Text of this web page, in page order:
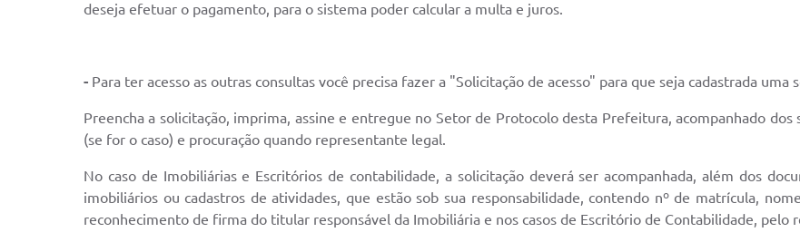
deseja efetuar o pagamento, para o sistema poder calcular a multa e juros.
- Para ter acesso as outras consultas você precisa fazer a "Solicitação de acesso" para que seja cadastrada uma
Preencha a solicitação, imprima, assine e entregue no Setor de Protocolo desta Prefeitura, acompanhado dos
(se for o caso) e procuração quando representante legal.
No caso de Imobiliárias e Escritórios de contabilidade, a solicitação deverá ser acompanhada, além dos
imobiliários ou cadastros de atividades, que estão sob sua responsabilidade, contendo nº de matrícula,
reconhecimento de firma do titular responsável da Imobiliária e nos casos de Escritório de Contabilidade, pelo